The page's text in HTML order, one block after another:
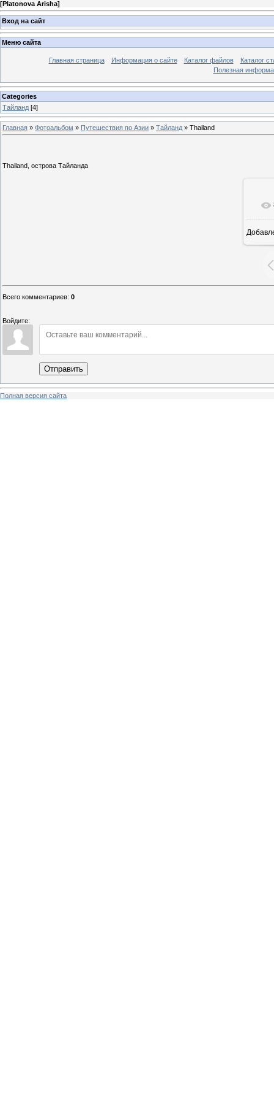
[Platonova Arisha]
Вход на сайт
Меню сайта
Главная страница Информация о сайте Каталог файлов
Каталог
Полезная
Categories
Тайланд [4]
Главная » Фотоальбом » Путешествия по Азии » Тайланд » Thailand
Thailand, острова Тайланда
Всего комментариев: 0
Войдите:
Отправить
Полная версия сайта